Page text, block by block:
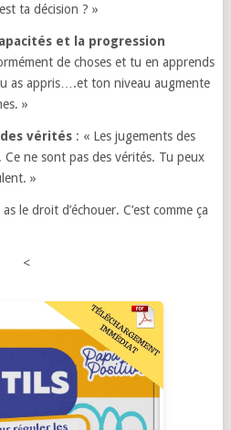
ta décision ? »
et la progression
de choses et tu en apprends
as appris….et ton niveau augmente
»
vérités: « Les jugements des
ne sont pas des vérités. Tu peux
»
le droit d’échouer. C’est comme ça
<